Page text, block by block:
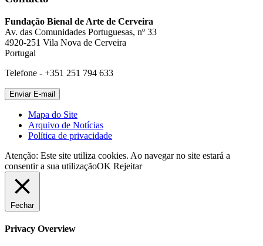
Fundação Bienal de Arte de Cerveira
Av. das Comunidades Portuguesas, nº 33
4920-251 Vila Nova de Cerveira
Portugal
Telefone - +351 251 794 633
Mapa do Site
Arquivo de Notícias
Política de privacidade
Atenção: Este site utiliza cookies. Ao navegar no site estará a
consentir a sua utilizaçãoOK Rejeitar
Fechar
Privacy Overview